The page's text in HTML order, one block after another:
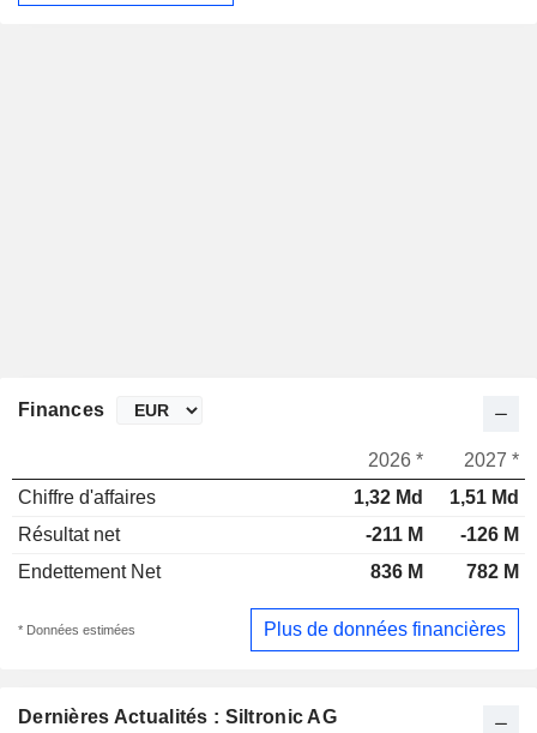
Dernières Actualités : Siltronic AG
Finances
2026 *
2027 *
Chiffre d'affaires
1,32 Md
1,51 Md
Résultat net
-211 M
-126 M
Endettement Net
836 M 782 M
* Données estimées Plus de données financières